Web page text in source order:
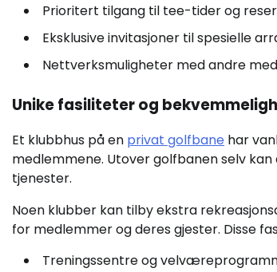
Prioritert tilgang til tee-tider og
Eksklusive invitasjoner til spesielle
Nettverksmuligheter med andre
Unike fasiliteter og
Et klubbhus på en privat golfbane har
medlemmene. Utover golfbanen selv
tjenester.
Noen klubber kan tilby ekstra
for medlemmer og deres gjester. Disse
Treningssentre og